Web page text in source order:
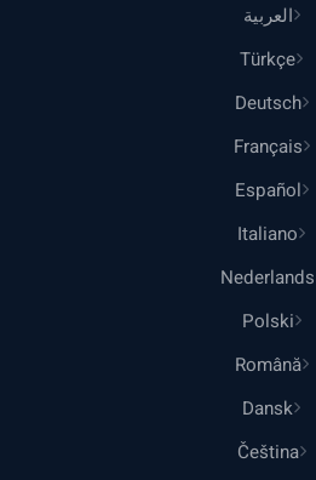
العربية
Türkçe
Deutsch
Français
Español
Italiano
Nederlands
Polski
Română
Dansk
Čeština